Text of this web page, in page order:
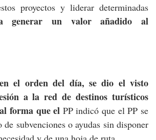
proyectos y liderar determinadas
generar un valor añadido al
el orden del día, se dio el visto
a la red de destinos turísticos
forma que el PP indicó que el PP se
subvenciones o ayudas sin disponer